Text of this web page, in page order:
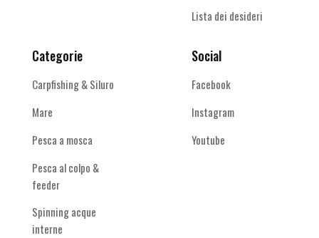
Lista dei desideri
Categorie
Carpfishing & Siluro
Mare
Pesca a mosca
Pesca al colpo &
feeder
Spinning acque
interne
Social
Facebook
Instagram
Youtube